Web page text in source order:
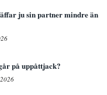
ju sin partner mindre än
på uppåttjack?